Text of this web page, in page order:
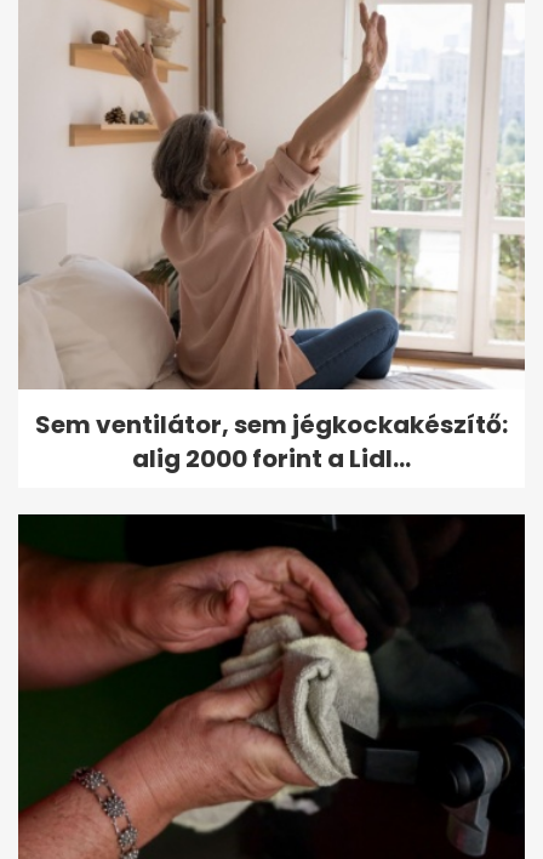
Sem ventilátor, sem jégkockakészítő:
alig 2000 forint a Lidl...